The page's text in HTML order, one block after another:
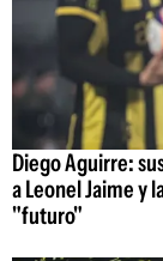
Diego Aguirre:
a Leonel Jaime y
"futuro"